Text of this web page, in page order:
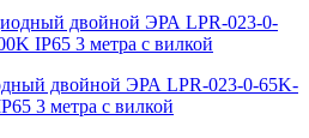
двойной ЭРА LPR-023-0-65K-
3 метра с вилкой